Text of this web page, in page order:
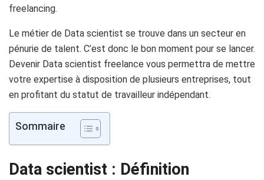
freelancing.
Le métier de Data scientist se trouve dans un secteur en
pénurie de talent. C’est donc le bon moment pour se lancer.
Devenir Data scientist freelance vous permettra de mettre
votre expertise à disposition de plusieurs entreprises, tout
en profitant du statut de travailleur indépendant.
Sommaire
Data scientist : Définition